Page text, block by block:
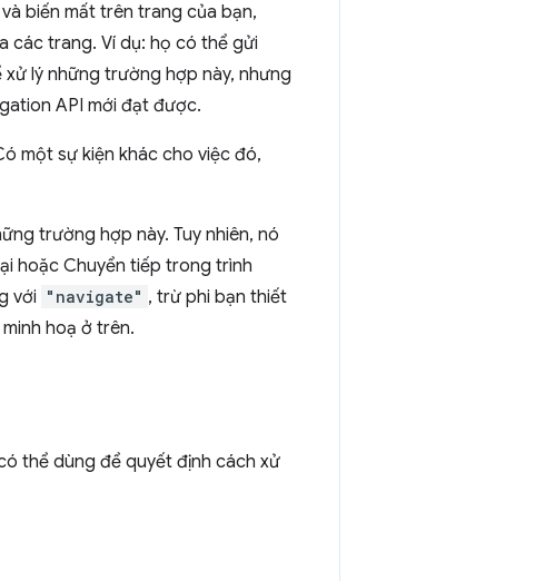
biến mất trên trang của bạn,
các trang. Ví dụ: họ có thể gửi
xử lý những trường hợp này, nhưng
API mới đạt được.
một sự kiện khác cho việc đó,
trường hợp này. Tuy nhiên, nó
hoặc Chuyển tiếp trong trình
với "navigate" , trừ phi bạn thiết
hoạ ở trên.
thể dùng để quyết định cách xử